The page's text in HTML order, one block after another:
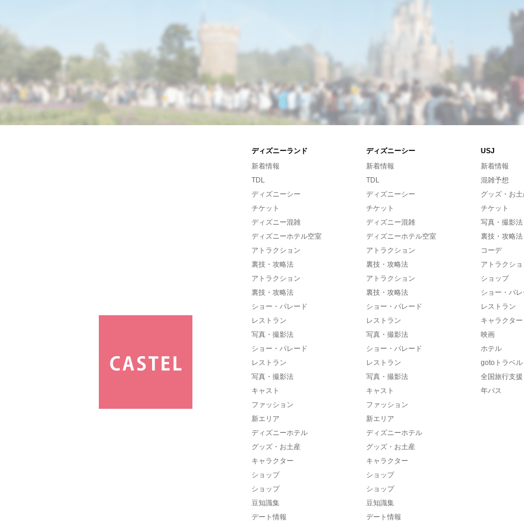
ディズニーランド ディズニーシー
USJ
新着情報
TDL
ディズニーシー
チケット
ディズニー混雑
ディズニーホテル空室
アトラクション
裏技・攻略法
アトラクション
裏技・攻略法
ショー・パレード
レストラン
写真・撮影法
ショー・パレード
レストラン
写真・撮影法
キャスト
ファッション
新エリア
ディズニーホテル
グッズ・お土産
キャラクター
ショップ
ショップ
豆知識集
デート情報
新着情報
TDL
ディズニーシー
チケット
ディズニー混雑
ディズニーホテル空室
アトラクション
裏技・攻略法
アトラクション
裏技・攻略法
ショー・パレード
レストラン
写真・撮影法
ショー・パレード
レストラン
写真・撮影法
キャスト
ファッション
新エリア
ディズニーホテル
グッズ・お土産
キャラクター
ショップ
ショップ
豆知識集
デート情報
新着情報
混雑予想
グッズ・お
チケット
写真・撮影法
裏技・攻略法
コーデ
アトラクシ
ショップ
ショー・パ
レストラン
キャラクター
映画
ホテル
gotoトラベル
全国旅行支援
年パス